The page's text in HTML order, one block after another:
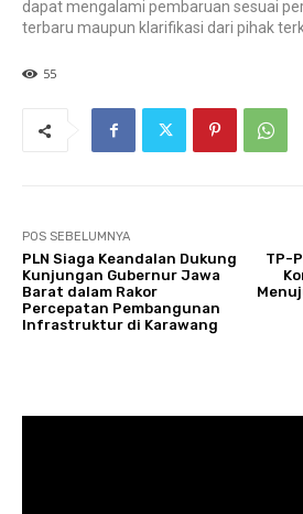
dapat mengalami pembaruan sesuai
terbaru maupun klarifikasi dari pihak
55
POS SEBELUMNYA
PLN Siaga Keandalan Dukung
Kunjungan Gubernur Jawa
Barat dalam Rakor
Percepatan Pembangunan
Infrastruktur di Karawang
TP-